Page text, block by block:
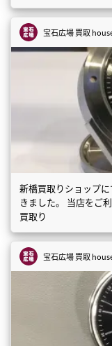
宝石広場 買取
新橋買取りショップ
きました。 当店をご
買取り
宝石広場 買取